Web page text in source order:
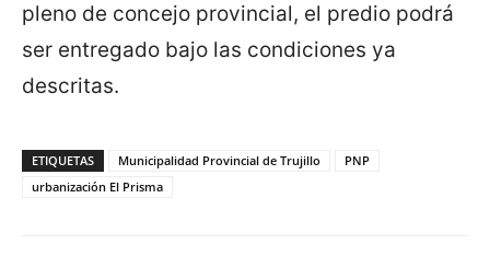
pleno de concejo provincial, el predio podrá
ser entregado bajo las condiciones ya
descritas.
ETIQUETAS Municipalidad Provincial de Trujillo
PNP
urbanización El Prisma